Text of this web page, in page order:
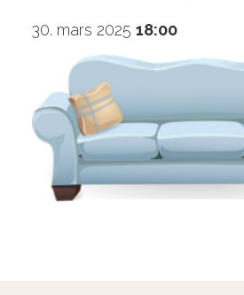
30. mars 2025 18:00